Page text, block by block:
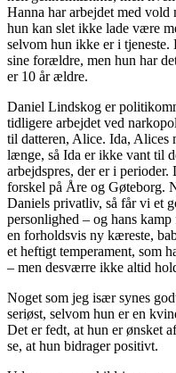
Hanna har arbejdet med
hun kan slet ikke lade være
selvom hun ikke er i
sine forældre, men hun har
er 10 år ældre.
Daniel Lindskog er
tidligere arbejdet ved
til datteren, Alice. Ida, Alices
længe, så Ida er ikke vant til
arbejdspres, der er i
forskel på Åre og Gøteborg.
Daniels privatliv, så får vi et
personlighed – og hans
en forholdsvis ny kæreste,
et heftigt temperament, som
– men desværre ikke altid
Noget som jeg især synes
seriøst, selvom hun er en
Det er fedt, at hun er ønsket
se, at hun bidrager positivt.